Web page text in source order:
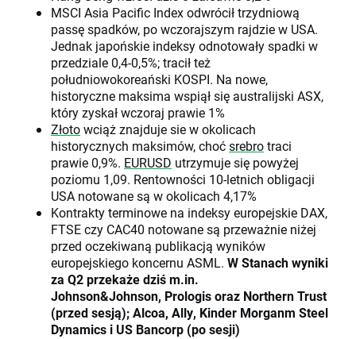
MSCI Asia Pacific Index odwrócił trzydniową
passę spadków, po wczorajszym rajdzie w USA.
Jednak japońskie indeksy odnotowały spadki w
przedziale 0,4-0,5%; tracił też
południowokoreański KOSPI. Na nowe,
historyczne maksima wspiął się australijski ASX,
który zyskał wczoraj prawie 1%
Złotowciąż znajduje sie w okolicach
historycznych maksimów, choćsrebrotraci
prawie 0,9%. EURUSD utrzymuje się powyżej
poziomu 1,09. Rentowności 10-letnich obligacji
USA notowane są w okolicach 4,17%
Kontrakty terminowe na indeksy europejskie DAX,
FTSE czy CAC40 notowane są przeważnie niżej
przed oczekiwaną publikacją wyników
europejskiego koncernu ASML. W Stanach wyniki
za Q2 przekaże dziś m.in.
Johnson&Johnson, Prologis oraz Northern Trust
(przed sesją); Alcoa, Ally, Kinder Morganm Steel
Dynamics i US Bancorp (po sesji)